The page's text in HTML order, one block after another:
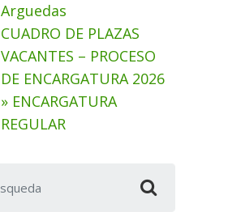
Arguedas
CUADRO DE PLAZAS
VACANTES – PROCESO
DE ENCARGATURA 2026
» ENCARGATURA
REGULAR